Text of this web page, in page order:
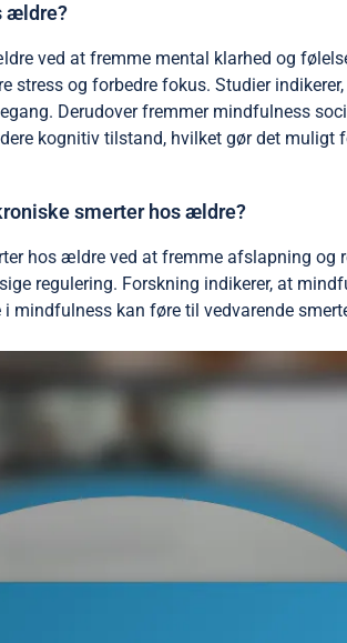
ældre?
ved at fremme mental klarhed og
og forbedre fokus. Studier
Derudover fremmer mindfulness
kognitiv tilstand, hvilket gør det
smerter hos ældre?
hos ældre ved at fremme afslapning og
regulering. Forskning indikerer, at
mindfulness kan føre til vedvarende